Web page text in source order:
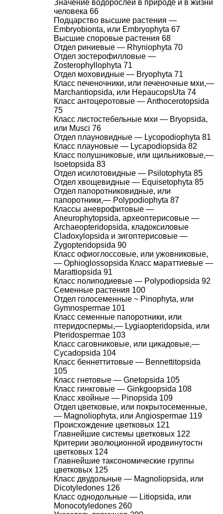
Значение водорослей в природе и в жизни
человека 66
Подцарство высшие растения —
Embryobionta, или Embryophyta 67
Высшие споровые растения 68
Отдел риниевые — Rhyniophyta 70
Отдел зостерофилловые —
Zosterophyllophyta 71
Отдел моховидные — Bryophyta 71
Класс печеночники, или печеночные мхи,—
Marchantiopsida, или HepaucopsUta 74
Класс антоцеротовые — Anthocerotopsida
75
Класс листостебельные мхи — Bryopsida,
или Musci 76
Отдел плауновидные — Lycopodiophyta 81
Класс плауновые — Lycapodiopsida 82
Класс полушниковые, или щильниковые,—
Isoetopsida 83
Отдел исилотовидные — Psilotophyta 85
Отдел хвощевидные — Equisetophyta 85
Отдел папоротниковидные, или
папоротники,— Polypodiophyta 87
Классы аневрофитовые —
Aneurophytopsida, археоптерисовые —
Archaeopteridopsida, кладоксиловые
Cladoxylopsida и зигоптерисовые —
Zygopteridopsida 90
Класс офиоглоссовые, или ужовниковые,
— Ophioglossopsida Класс мараттиевые —
Marattiopsida 91
Класс полиподиевые — Polypodiopsida 92
Семенные растения 100
Отдел голосеменные ~ Pinophyta, или
Gymnospermae 101
Класс семенные папоротники, или
птеридоспермы,— Lygiaopteridopsida, или
Pteridospermae 103
Класс саговниковые, или цикадовые,—
Cycadopsida 104
Класс беннеттитовые — Bennettitopsida
105
Класс гнетовые — Gnetopsida 105
Класс гинкговые — Ginkgoopsida 108
Класс хвойные — Pinopsida 109
Отдел цветковые, или покрытосеменные,
— Magnoliophyta, или Angiospermae 119
Происхождение цветковых 121
Главнейшие системы цветковых 122
Критерии эволюционной иродвинутостн
цветковых 124
Главнейшие таксономические группы
цветковых 125
Класс двудольные — Magnoliopsida, или
Dicotyledones 126
Класс однодольные — Litiopsida, или
Monocotyledones 260